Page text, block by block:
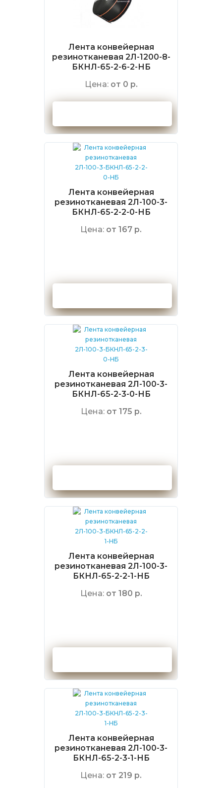
Лента конвейерная
резинотканевая 2Л-1200-8-
БКНЛ-65-2-6-2-НБ
Цена: от 0 р.
Лента конвейерная
резинотканевая 2Л-100-3-
БКНЛ-65-2-2-0-НБ
Цена: от 167 р.
Лента конвейерная
резинотканевая 2Л-100-3-
БКНЛ-65-2-3-0-НБ
Цена: от 175 р.
Лента конвейерная
резинотканевая 2Л-100-3-
БКНЛ-65-2-2-1-НБ
Цена: от 180 р.
Лента конвейерная
резинотканевая 2Л-100-3-
БКНЛ-65-2-3-1-НБ
Цена: от 219 р.